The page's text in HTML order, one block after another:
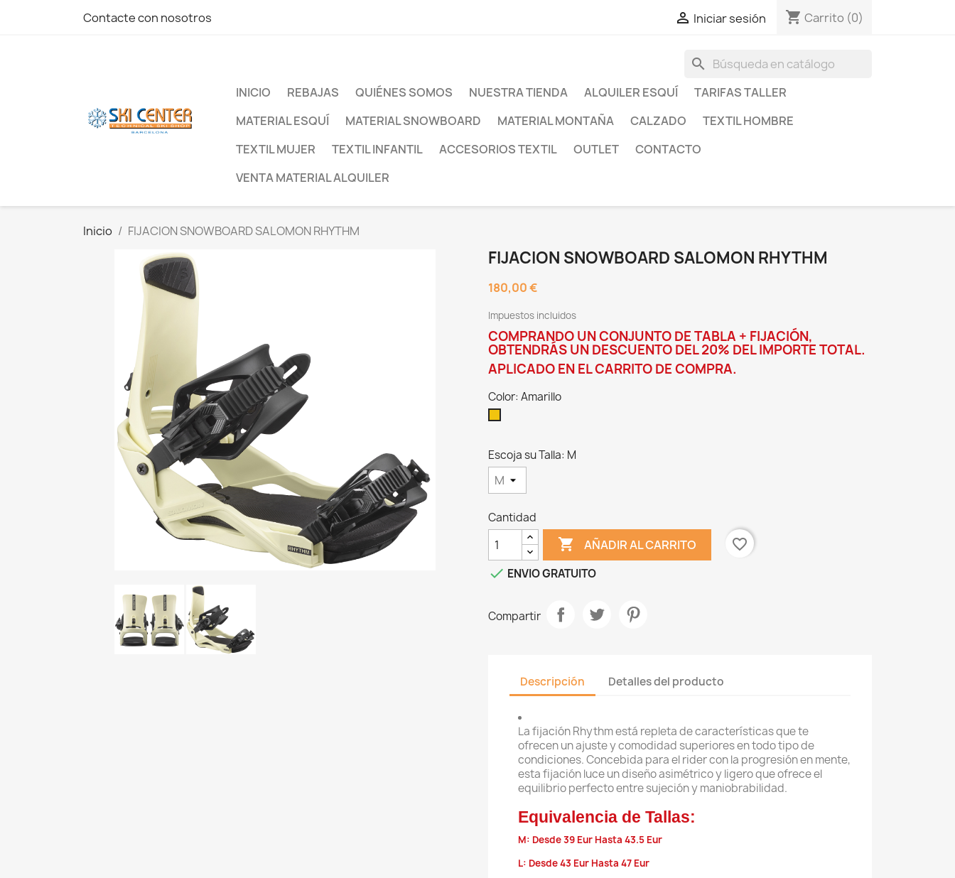
Contacte con nosotros  Iniciar sesión shopping_cart Carrito (0)
search
INICIO REBAJAS QUIÉNES SOMOS NUESTRA TIENDA ALQUILER ESQUÍ
TARIFAS TALLER
MATERIAL ESQUÍ
MATERIAL SNOWBOARD MATERIAL MONTAÑA CALZADO
TEXTIL HOMBRE
TEXTIL MUJER
TEXTIL INFANTIL ACCESORIOS TEXTIL OUTLET
CONTACTO
VENTA MATERIAL ALQUILER
Inicio FIJACION SNOWBOARD SALOMON RHYTHM
FIJACION SNOWBOARD SALOMON RHYTHM
180,00 €
Impuestos incluidos
COMPRANDO UN CONJUNTO DE TABLA + FIJACIÓN,
OBTENDRÁS UN DESCUENTO DEL 20% DEL IMPORTE TOTAL.
APLICADO EN EL CARRITO DE COMPRA.
Color: Amarillo
Escoja su Talla: M
Cantidad
 AÑADIR AL CARRITO
favorite_border
 ENVIO GRATUITO
Compartir
Descripción Detalles del producto
La fijación Rhythm está repleta de características que te
ofrecen un ajuste y comodidad superiores en todo tipo de
condiciones. Concebida para el rider con la progresión en mente,
esta fijación luce un diseño asimétrico y ligero que ofrece el
equilibrio perfecto entre sujeción y maniobrabilidad.
Equivalencia de Tallas:
M: Desde 39 Eur Hasta 43.5 Eur
L: Desde 43 Eur Hasta 47 Eur